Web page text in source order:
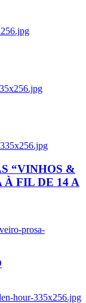
“VINHOS &
À FIL DE 14 A
prosa-
hour-335x256.jpg